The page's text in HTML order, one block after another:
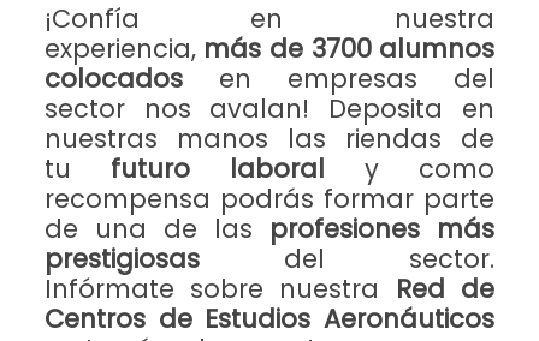
¡Confía en nuestra
experiencia, más de 3700 alumnos
colocadosen empresas del
sector nos avalan! Deposita en
nuestras manos las riendas de
tu futuro laboral y como
recompensa podrás formar parte
de una de las profesiones más
prestigiosas del sector.
Infórmate sobre nuestra Red de
Centros de Estudios Aeronáuticos